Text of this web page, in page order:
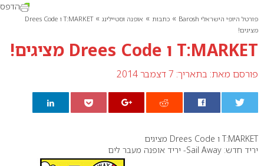
פורטל היופי הישראלי Barosh » כתבות » אופנה וסטיילינג »
T:MARKET ו Drees Code
מציגים!
T:MARKET ו Drees Code מציגים!
פורסם מאת: בתאריך: 7 דצמבר 2014
הדפס
T:MARKET ו Drees Code מציגים
יריד חדש: Sail Away- יריד אופנה מעבר לים